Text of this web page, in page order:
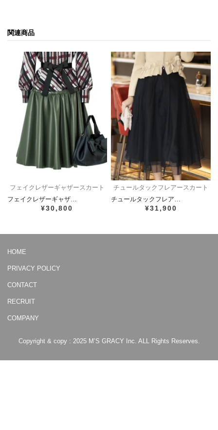
関連商品
フェイクレザーギャザースカート
フェイクレザーギャザ…
¥30,800
チュールタックフレアースカート
チュールタックフレア…
¥31,900
HOME
PRIVACY POLICY
CONTACT
RECRUIT
COMPANY
Copyright & copy : 2025 M’S GRACY Inc. ALL Rights Reserves.